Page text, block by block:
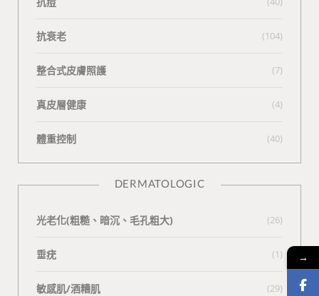
抗衰老 (104)
整合式皮膚照護 (7)
真皮層健康 (4)
體重控制 (40)
DERMATOLOGIC
光老化(粗糙、暗沉、毛孔粗大) (26)
垂疣 (1)
敏感肌/酒糟肌 (29)
→